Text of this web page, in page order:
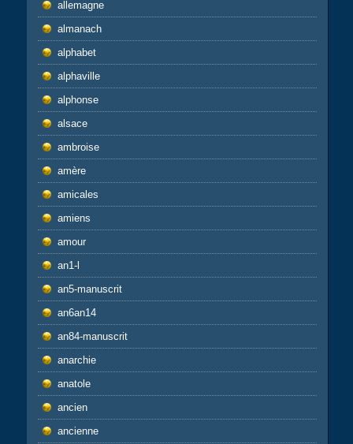
allemagne
almanach
alphabet
alphaville
alphonse
alsace
ambroise
amère
amicales
amiens
amour
an1-l
an5-manuscrit
an6an14
an84-manuscrit
anarchie
anatole
ancien
ancienne